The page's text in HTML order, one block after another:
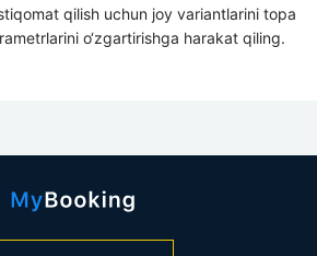
qilish uchun joy variantlarini topa
o‘zgartirishga harakat qiling.